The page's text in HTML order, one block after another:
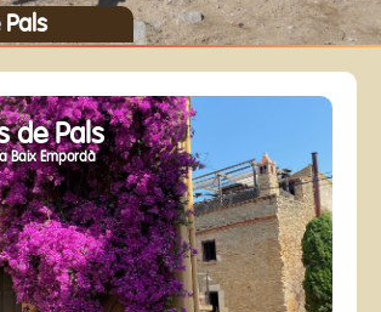
Pals
de Pals
Baix Empordà